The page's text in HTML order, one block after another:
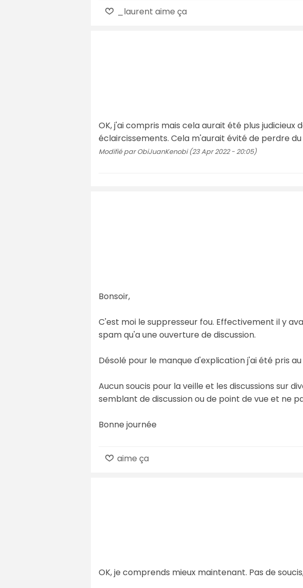
_laurent aime ça
OK, j'ai compris mais cela aurait été plus
éclaircissements. Cela m'aurait évité de perdre
Modifié par ObiJuanKenobi (23 Apr 2022 - 20:05)
Bonsoir,
C'est moi le suppresseur fou. Effectivement il y
spam qu'a une ouverture de discussion.
Désolé pour le manque d'explication j'ai été pris
Aucun soucis pour la veille et les discussions sur
semblant de discussion ou de point de vue et ne
Bonne journée
aime ça
OK, je comprends mieux maintenant. Pas de